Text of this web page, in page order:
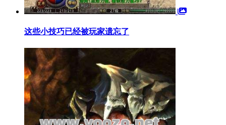
这些小技巧已经被玩家遗忘了